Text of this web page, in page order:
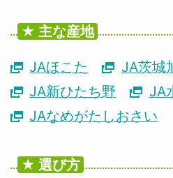
主な産地
JAほこた JA茨城
JA新ひたち野
JA
JAなめがたしおさい
選び方